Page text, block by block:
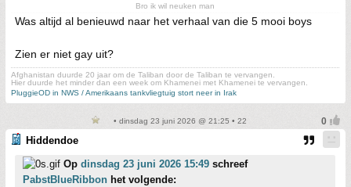
Bro ik wil neuken man
Was altijd al benieuwd naar het verhaal van die 5 mooi boys
Zien er niet gay uit?
Afghanistan duurde 20 jaar om de Taliban door de Taliban te vervangen.
Hier duurde het minder dan een week om Khamenei met Khamenei te vervangen.
PluggieOD in NWS / Amerikaans tankvliegtuig stort neer in Irak
• dinsdag 23 juni 2026 @ 21:25 • 22
Hiddendoe
Op dinsdag 23 juni 2026 15:49 schreef
PabstBlueRibbon het volgende: